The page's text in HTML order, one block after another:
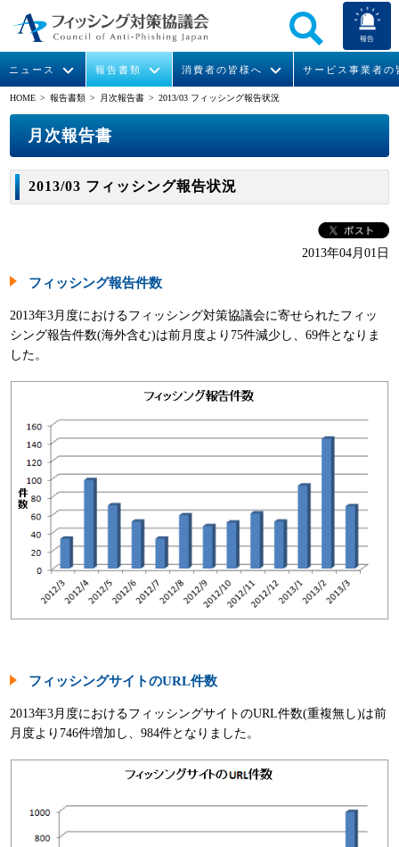
報告
ニュース
イベント
報告書類
月次報告書
消費者の皆様へ
フィッシングの報告
マンガでわかるフィッシング詐欺対策 5ヶ条
サービス事業者の
STOP. THINK. CONNECT.
運営委員紹介
メンバー
HOME > 報告書類 > 月次報告書 > 2013/03 フィッシング報告状況
月次報告書
2013/03 フィッシング報告状況
2013年04月01日
フィッシング報告件数
2013年3月度におけるフィッシング対策協議会に寄せられたフィッ
シング報告件数(海外含む)は前月度より75件減少し、69件となりま
した。
フィッシングサイトのURL件数
2013年3月度におけるフィッシングサイトのURL件数(重複無し)は前
月度より746件増加し、984件となりました。